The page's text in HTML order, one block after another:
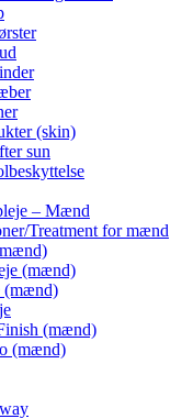
(skin)
sun
– Mænd
Treatment for mænd
(mænd)
(mænd)
(mænd)
(mænd)